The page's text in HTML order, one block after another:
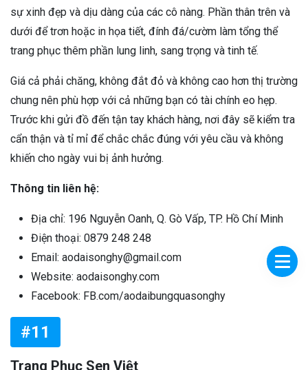
sự xinh đẹp và dịu dàng của các cô nàng. Phần thân trên và
dưới để trơn hoặc in họa tiết, đính đá/cườm làm tổng thể
trang phục thêm phần lung linh, sang trọng và tinh tế.
Giá cả phải chăng, không đắt đỏ và không cao hơn thị trường
chung nên phù hợp với cả những bạn có tài chính eo hẹp.
Trước khi gửi đồ đến tận tay khách hàng, nơi đây sẽ kiểm tra
cẩn thận và tỉ mỉ để chắc chắc đúng với yêu cầu và không
khiến cho ngày vui bị ảnh hưởng.
Thông tin liên hệ:
Địa chỉ: 196 Nguyễn Oanh, Q. Gò Vấp, TP. Hồ Chí Minh
Điện thoại: 0879 248 248
Email: aodaisonghy@gmail.com
Website: aodaisonghy.com
Facebook: FB.com/aodaibungquasonghy
#11
Trang Phục Sen Việt